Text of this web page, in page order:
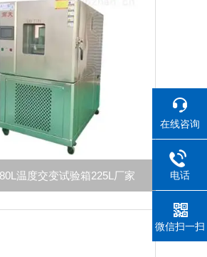
温度交变试验箱225L厂家
在线咨询
电话
微信扫一扫